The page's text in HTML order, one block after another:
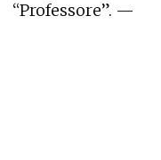
“Professore”. —